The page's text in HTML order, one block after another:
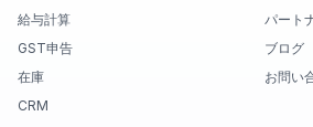
給与計算
GST申告
在庫
CRM
パート
ブログ
お問い